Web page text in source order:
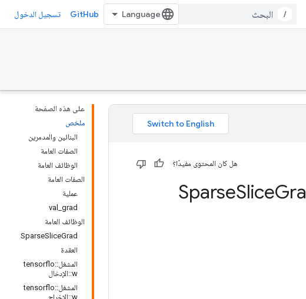
/
GitHub تسجيل الدخول
على هذه الصفحة
ملخص
البنائين والمدمرين
الصفات العامة
الوظائف العامة
الصفات العامة
عملية
val_grad
الوظائف العامة
SparseSliceGrad
العقدة
المشغل::tensorflo
w::الإدخال
المشغل::tensorflo
w::الإخراج
هل كان المحتوى مفيدًا؟
Slice